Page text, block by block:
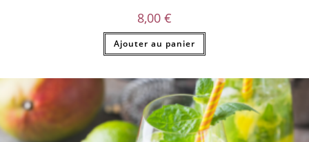
8,00 €
Ajouter au panier